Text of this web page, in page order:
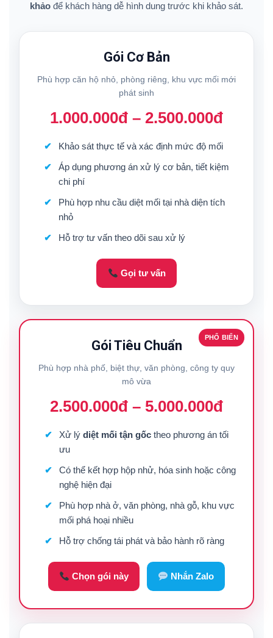
khảo để khách hàng dễ hình dung trước khi khảo sát.
Gói Cơ Bản
Phù hợp căn hộ nhỏ, phòng riêng, khu vực mối mới
phát sinh
1.000.000đ – 2.500.000đ
Khảo sát thực tế và xác định mức độ mối
Áp dụng phương án xử lý cơ bản, tiết kiệm
chi phí
Phù hợp nhu cầu diệt mối tại nhà diện tích
nhỏ
Hỗ trợ tư vấn theo dõi sau xử lý
Gọi tư vấn
PHỔ BIẾN
Gói Tiêu Chuẩn
Phù hợp nhà phố, biệt thự, văn phòng, công ty quy
mô vừa
2.500.000đ – 5.000.000đ
Xử lý diệt mối tận gốctheo phương án tối
ưu
Có thể kết hợp hộp nhử, hóa sinh hoặc công
nghệ hiện đại
Phù hợp nhà ở, văn phòng, nhà gỗ, khu vực
mối phá hoại nhiều
Hỗ trợ chống tái phát và bảo hành rõ ràng
Chọn gói này Nhắn Zalo